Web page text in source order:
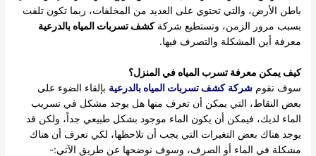
باطن الأرض، والتي تحتوي على العديد من المخلفات، ربما تكون تلفت
بسبب مرور الزمن، وتستطيع شركةكشف تسربات المياه بالدرعية
معرفة أين المشكلة والتصرف فيها.
كيف يمكن معرفة تسرب المياه في المنزل؟
سوف تقومشركة كشف تسربات المياه بالدرعية بإلقاء الضوء على
بعض النقاط، التي يمكن أن تعرف منها هل يوجد مشكل في تسريب
الماء لديك، فيمكن أن يكون الماء موجود بشكل طبيعي جداً، ولكن قد
يوجد هناك بعض التغيرات التي يجب أن تلاحظها، لكي تعرف أن هناك
مشكلة في الماء أو الصرف، وسوف نوضحها عن طريق الآتي:-